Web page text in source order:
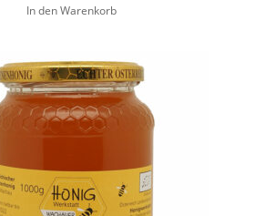
In den Warenkorb